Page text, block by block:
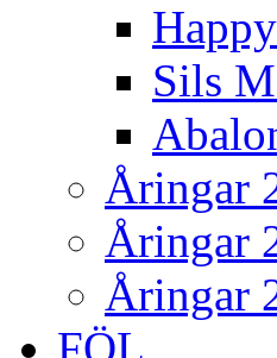
Sils
Åringar
Åringar
Åringar